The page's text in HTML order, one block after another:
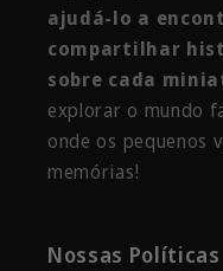
ajudá-lo a
compartilhar
sobre cada
explorar o mundo
onde os pequenos
memórias!
Nossas Políticas